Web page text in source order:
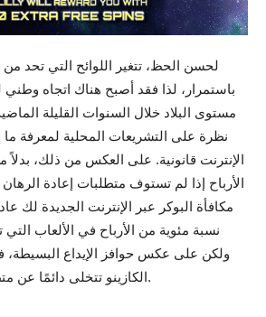
لحسن الحظ، تتغير اللوائح التي تحد من
باستمرار، لذا فقد أصبح هناك اتجاه
مستوى البلاد خلال السنوات القليلة
نظرة على التشريعات المحلية لمعرفة ما
الإنترنت قانونية. على العكس من ذلك، بدلاً
الأرباح إذا لم تستوف متطلبات إعادة
مكافأة البوكر عبر الإنترنت الجديدة
نسبة مئوية من الأرباح في الألعاب التي
ولكن على عكس حوافز الإيداع البسيطة،
الكازينو تتخلى دائمًا عن متطلبات الرهان القديمة.